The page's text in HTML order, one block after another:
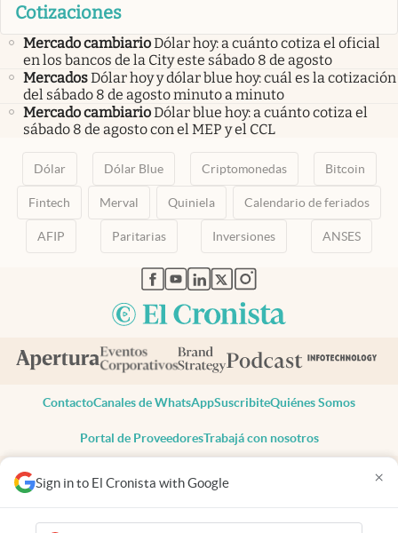
Sign in to El Cronista with Google ×
Cotizaciones
Mercado cambiarioDólar hoy: a cuánto cotiza el oficial
en los bancos de la City este sábado 8 de agosto
MercadosDólar hoy y dólar blue hoy: cuál es la cotización
del sábado 8 de agosto minuto a minuto
Mercado cambiarioDólar blue hoy: a cuánto cotiza el
sábado 8 de agosto con el MEP y el CCL
Dólar Dólar Blue Criptomonedas Bitcoin
Fintech Merval Quiniela Calendario de feriados
AFIP Paritarias Inversiones ANSES
abre en nueva pestaña
abre en nueva pestaña
abre en nueva pestaña
abre en nueva pestaña
abre en nueva pestaña
ContactoCanales de WhatsAppSuscribiteQuiénes Somos
Portal de ProveedoresTrabajá con nosotros
Todos los derechos reservados
Privacidad